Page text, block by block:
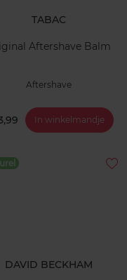
TABAC
Aftershave Balm
Aftershave
In winkelmandje
DAVID BECKHAM